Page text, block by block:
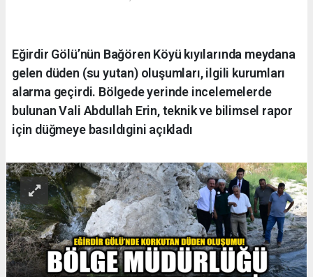
Eğirdir Gölü’nün Bağören Köyü kıyılarında meydana
gelen düden (su yutan) oluşumları, ilgili kurumları
alarma geçirdi. Bölgede yerinde incelemelerde
bulunan Vali Abdullah Erin, teknik ve bilimsel rapor
için düğmeye basıldıgini açıkladı